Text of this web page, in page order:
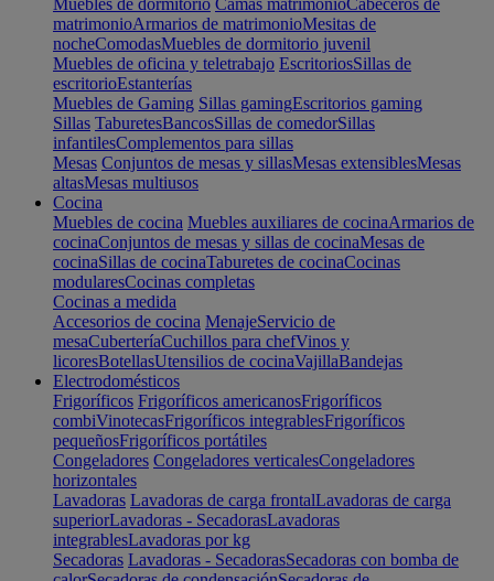
Muebles de dormitorio Camas matrimonioCabeceros de
matrimonioArmarios de matrimonioMesitas de
nocheComodasMuebles de dormitorio juvenil
Muebles de oficina y teletrabajo EscritoriosSillas de
escritorioEstanterías
Muebles de Gaming Sillas gamingEscritorios gaming
Sillas TaburetesBancosSillas de comedorSillas
infantilesComplementos para sillas
Mesas Conjuntos de mesas y sillasMesas extensiblesMesas
altasMesas multiusos
Cocina
Muebles de cocina Muebles auxiliares de cocinaArmarios de
cocinaConjuntos de mesas y sillas de cocinaMesas de
cocinaSillas de cocinaTaburetes de cocinaCocinas
modularesCocinas completas
Cocinas a medida
Accesorios de cocina MenajeServicio de
mesaCuberteríaCuchillos para chefVinos y
licoresBotellasUtensilios de cocinaVajillaBandejas
Electrodomésticos
Frigoríficos Frigoríficos americanosFrigoríficos
combiVinotecasFrigoríficos integrablesFrigoríficos
pequeñosFrigoríficos portátiles
Congeladores Congeladores verticalesCongeladores
horizontales
Lavadoras Lavadoras de carga frontalLavadoras de carga
superiorLavadoras - SecadorasLavadoras
integrablesLavadoras por kg
Secadoras Lavadoras - SecadorasSecadoras con bomba de